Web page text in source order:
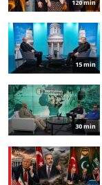
120 min
15 min
30 min